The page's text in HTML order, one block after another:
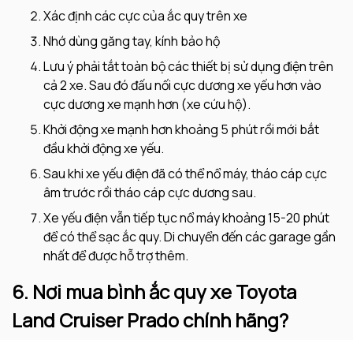
Xác định các cực của ắc quy trên xe
Nhớ dùng găng tay, kính bảo hộ
Lưu ý phải tắt toàn bộ các thiết bị sử dụng điện trên
cả 2 xe. Sau đó đấu nối cực dương xe yếu hơn vào
cực dương xe mạnh hơn (xe cứu hộ).
Khởi động xe mạnh hơn khoảng 5 phút rồi mới bắt
đầu khởi động xe yếu.
Sau khi xe yếu điện đã có thể nổ máy, tháo cáp cực
âm trước rồi tháo cáp cực dương sau.
Xe yếu điện vẫn tiếp tục nổ máy khoảng 15-20 phút
để có thể sạc ắc quy. Di chuyển đến các garage gần
nhất để được hỗ trợ thêm.
6. Nơi mua bình ắc quy xe Toyota
Land Cruiser Prado chính hãng?